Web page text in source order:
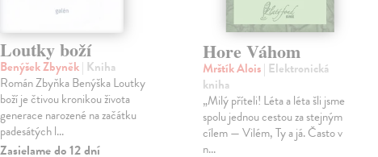
Loutky boží
Benýšek Zbyněk| Kniha
Román Zbyňka Benýška Loutky
boží je čtivou kronikou života
generace narozené na začátku
padesátých l...
Zasielame do 12 dní
Hore Váhom
Mrštík Alois| Elektronická
kniha
„Milý příteli! Léta a léta šli jsme
spolu jednou cestou za stejným
cílem — Vilém, Ty a já. Často v
n...